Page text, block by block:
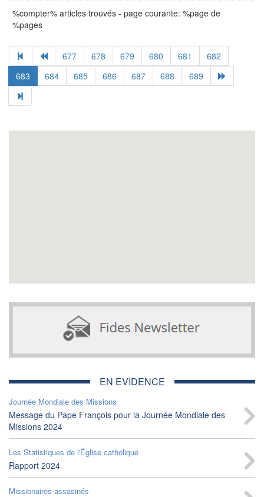
%compter% articles trouvés - page courante: %page de
%pages
677 678 679 680 681
682
683
684 685 686 687 688 689
EN EVIDENCE
Journée Mondiale des Missions
Message du Pape François pour la Journée Mondiale des
Missions 2024
Les Statistiques de l'Église catholique
Rapport 2024
Missionaires assasinés